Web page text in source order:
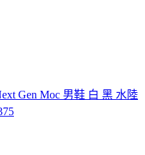
Gen Moc 男鞋 白 黑 水陸